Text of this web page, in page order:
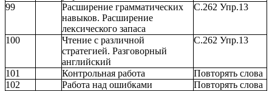
99
Расширение грамматических
навыков. Расширение
лексического запаса
С.262 Упр.13
100
Чтение с различной
стратегией. Разговорный
английский
С.262 Упр.13
101 Контрольная работа
Повторять слова
102
Работа над ошибками Повторять слова